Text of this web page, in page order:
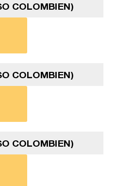
COLOMBIEN)
COLOMBIEN)
COLOMBIEN)